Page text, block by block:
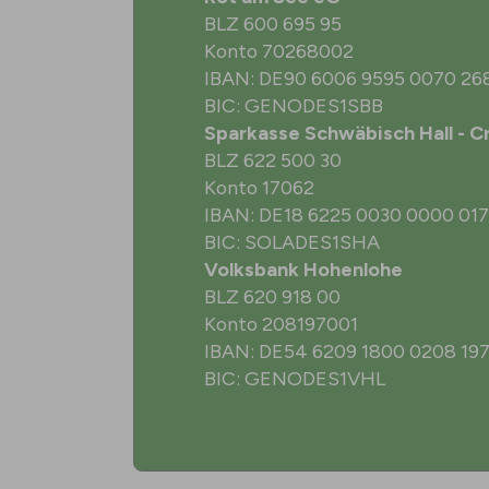
BLZ 600 695 95
Konto 70268002
IBAN: DE90 6006 9595 0070
BIC: GENODES1SBB
Sparkasse Schwäbisch Hall -
BLZ 622 500 30
Konto 17062
IBAN: DE18 6225 0030 0000
BIC: SOLADES1SHA
Volksbank Hohenlohe
BLZ 620 918 00
Konto 208197001
IBAN: DE54 6209 1800 0208
BIC: GENODES1VHL